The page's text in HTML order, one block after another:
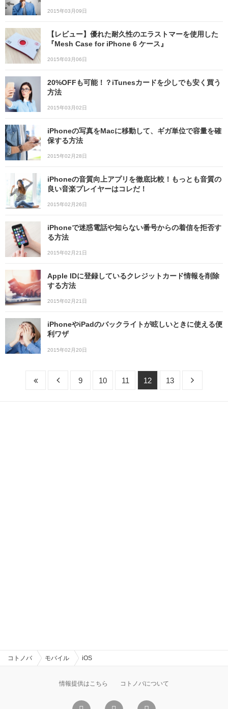
2015年03月09日
【レビュー】優れた耐久性のエラストマーを使用した
『Mesh Case for iPhone 6 ケース』
2015年03月06日
20%OFFも可能！？iTunesカードを少しでも安く買う
方法
2015年03月02日
iPhoneの写真をMacに移動して、ギガ単位で容量を確
保する方法
2015年02月28日
iPhoneの音質向上アプリを徹底比較！もっとも音質の
良い音楽プレイヤーはコレだ！
2015年02月26日
iPhoneで迷惑電話や知らない番号からの着信を拒否す
る方法
2015年02月21日
Apple IDに登録しているクレジットカード情報を削除
する方法
2015年02月21日
iPhoneやiPadのバックライトが眩しいときに使える便
利ワザ
2015年02月20日
9 10 11 12 13
コトノバ モバイル iOS
情報提供はこちら コトノバについて